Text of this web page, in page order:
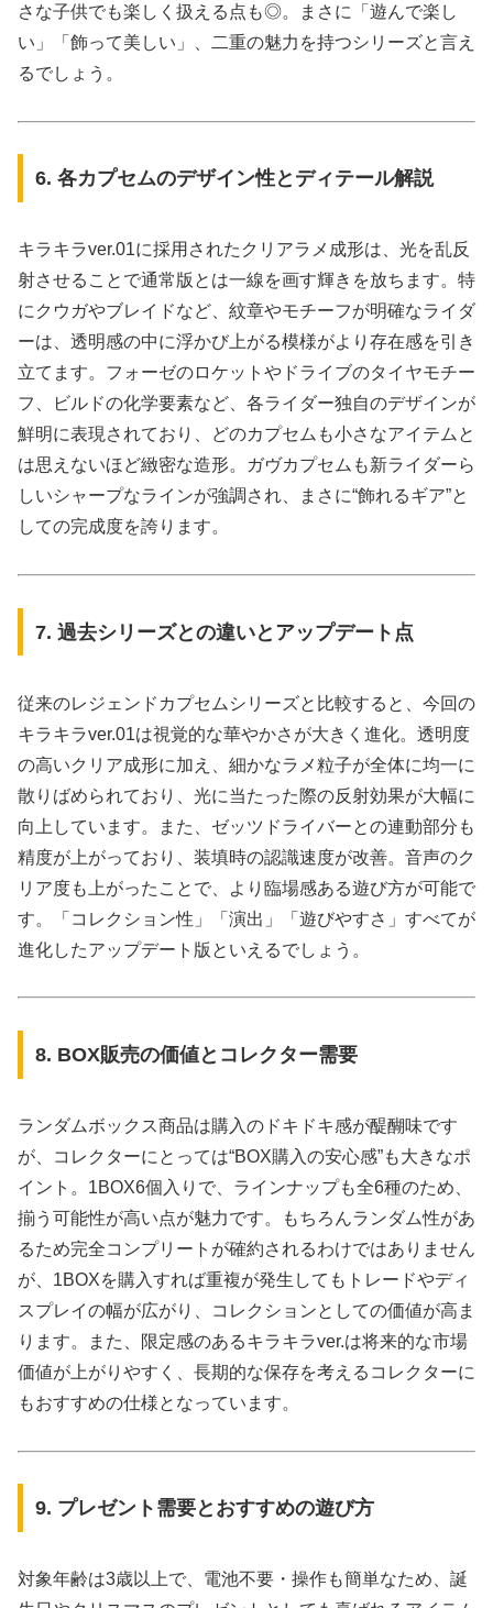
さな子供でも楽しく扱える点も◎。まさに「遊んで楽し
い」「飾って美しい」、二重の魅力を持つシリーズと言え
るでしょう。
6. 各カプセムのデザイン性とディテール解説
キラキラver.01に採用されたクリアラメ成形は、光を乱反
射させることで通常版とは一線を画す輝きを放ちます。特
にクウガやブレイドなど、紋章やモチーフが明確なライダ
ーは、透明感の中に浮かび上がる模様がより存在感を引き
立てます。フォーゼのロケットやドライブのタイヤモチー
フ、ビルドの化学要素など、各ライダー独自のデザインが
鮮明に表現されており、どのカプセムも小さなアイテムと
は思えないほど緻密な造形。ガヴカプセムも新ライダーら
しいシャープなラインが強調され、まさに“飾れるギア”と
しての完成度を誇ります。
7. 過去シリーズとの違いとアップデート点
従来のレジェンドカプセムシリーズと比較すると、今回の
キラキラver.01は視覚的な華やかさが大きく進化。透明度
の高いクリア成形に加え、細かなラメ粒子が全体に均一に
散りばめられており、光に当たった際の反射効果が大幅に
向上しています。また、ゼッツドライバーとの連動部分も
精度が上がっており、装填時の認識速度が改善。音声のク
リア度も上がったことで、より臨場感ある遊び方が可能で
す。「コレクション性」「演出」「遊びやすさ」すべてが
進化したアップデート版といえるでしょう。
8. BOX販売の価値とコレクター需要
ランダムボックス商品は購入のドキドキ感が醍醐味です
が、コレクターにとっては“BOX購入の安心感”も大きなポ
イント。1BOX6個入りで、ラインナップも全6種のため、
揃う可能性が高い点が魅力です。もちろんランダム性があ
るため完全コンプリートが確約されるわけではありません
が、1BOXを購入すれば重複が発生してもトレードやディ
スプレイの幅が広がり、コレクションとしての価値が高ま
ります。また、限定感のあるキラキラver.は将来的な市場
価値が上がりやすく、長期的な保存を考えるコレクターに
もおすすめの仕様となっています。
9. プレゼント需要とおすすめの遊び方
対象年齢は3歳以上で、電池不要・操作も簡単なため、誕